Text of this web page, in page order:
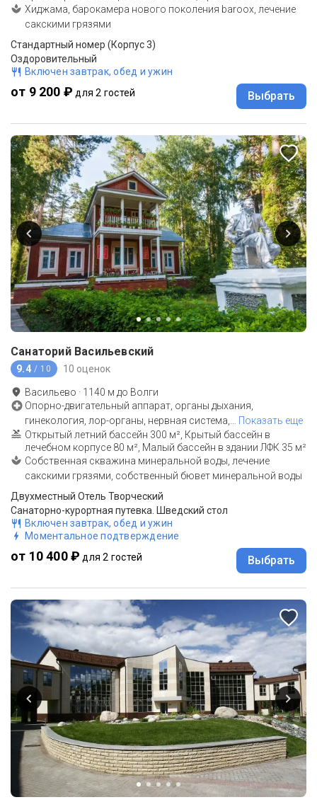
Хиджама, барокамера нового поколения baroox, лечение
сакскими грязями
Стандартный номер (Корпус 3)
Оздоровительный
Включен завтрак, обед и ужин
от 9 200 ₽ для 2 гостей Выбрать
Санаторий Васильевский
9.4 / 10 10 оценок
Васильево · 1140 м до Волги
Опорно-двигательный аппарат, органы дыхания,
гинекология, лор-органы, нервная система,… Показать еще
Открытый летний бассейн 300 м², Крытый бассейн в
лечебном корпусе 80 м², Малый бассейн в здании ЛФК 35 м²
Собственная скважина минеральной воды, лечение
сакскими грязями, собственный бювет минеральной воды
Двухместный Отель Творческий
Санаторно-курортная путевка. Шведский стол
Включен завтрак, обед и ужин
Моментальное подтверждение
от 10 400 ₽ для 2 гостей Выбрать